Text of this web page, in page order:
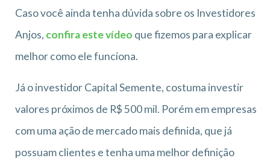
Caso você ainda tenha dúvida sobre os Investidores
Anjos, confira este vídeo que fizemos para explicar
melhor como ele funciona.
Já o investidor Capital Semente, costuma investir
valores próximos de R$ 500 mil. Porém em empresas
com uma ação de mercado mais definida, que já
possuam clientes e tenha uma melhor definição